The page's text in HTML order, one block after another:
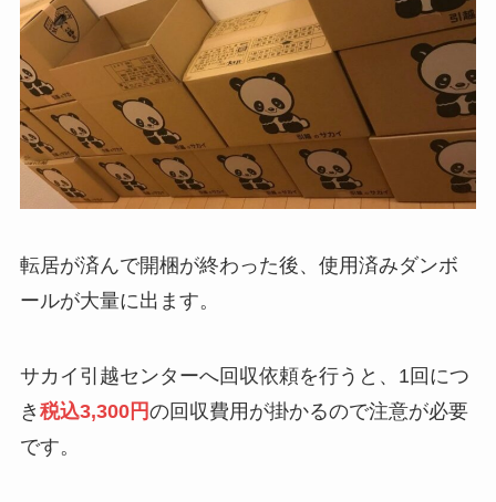
転居が済んで開梱が終わった後、使用済みダンボ
ールが大量に出ます。
サカイ引越センターへ回収依頼を行うと、1回につ
き 税込3,300円の回収費用が掛かるので注意が必要
です。